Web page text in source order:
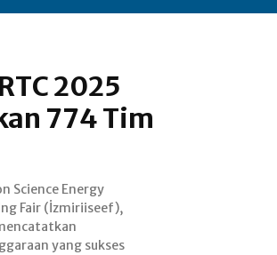
2025
774 Tim